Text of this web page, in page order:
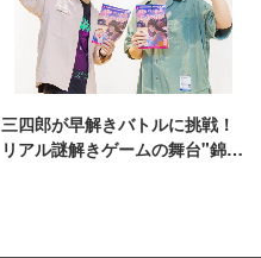
三四郎が早解きバトルに挑戦！
リアル謎解きゲームの舞台"錦糸